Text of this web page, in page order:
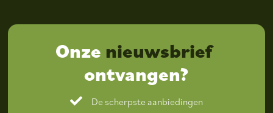
Onze nieuwsbrief
ontvangen?
De scherpste aanbiedingen